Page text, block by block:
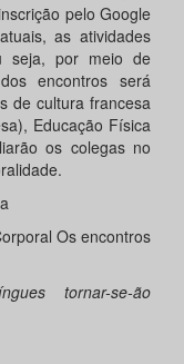
pelo Google
as atividades
seja, por meio de
encontros será
de cultura francesa
Educação Física
os colegas no
Os encontros
tornar-se-ão